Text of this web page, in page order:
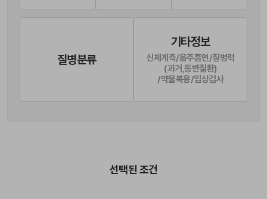
질병분류
기타정보
신체계측/음주흡연/질병력
(과거,동반질환)
/약물복용/임상검사
선택된 조건